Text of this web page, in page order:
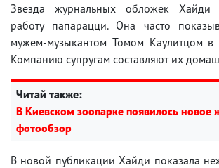
Звезда журнальных обложек Хайди
работу папарацци. Она часто
мужем-музыкантом Томом Каулитцом в
Компанию супругам составляют их
Читай также:
В Киевском зоопарке появилось новое
фотообзор
В новой публикации Хайди показала